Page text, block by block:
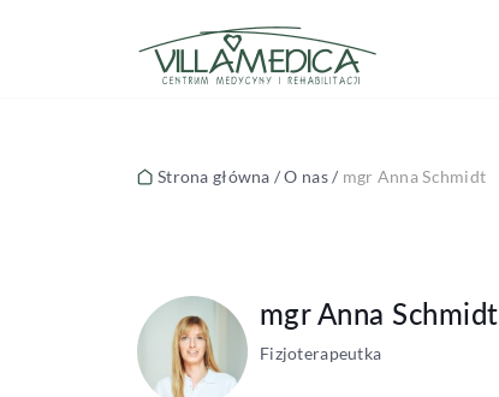
mgr Anna Schmidt
Strona główna /O nas/ mgr Anna Schmidt
mgr Anna Schmidt
Fizjoterapeutka